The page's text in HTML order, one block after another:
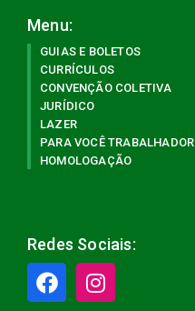
Menu:
GUIAS E BOLETOS
CURRÍCULOS
CONVENÇÃO COLETIVA
JURÍDICO
LAZER
PARA VOCÊ TRABALHADOR
HOMOLOGAÇÃO
Redes Sociais: